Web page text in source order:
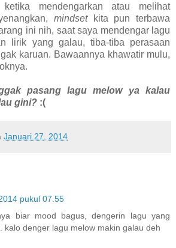
mendengarkan atau melihat
mindset
kita pun terbawa
ini nih, saat saya mendengar lagu
lirik yang galau, tiba-tiba perasaan
karuan. Bawaannya khawatir mulu,
pasang lagu melow ya kalau
gini? :(
Januari 27, 2014
pukul 07.55
biar mood bagus, dengerin lagu yang
kalo denger lagu melow makin galau deh